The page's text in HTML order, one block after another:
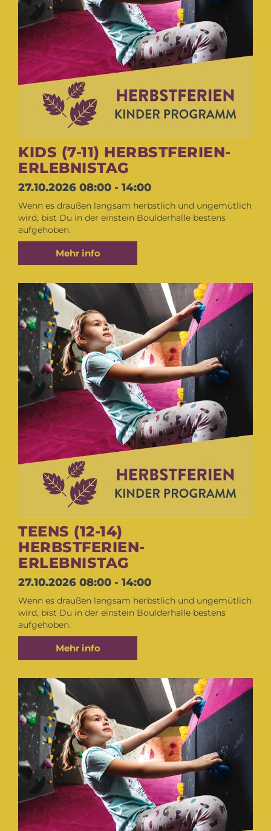
KIDS (7-11) HERBSTFERIEN-
ERLEBNISTAG
27.10.2026 08:00 - 14:00
Wenn es draußen langsam herbstlich und ungemütlich
wird, bist Du in der einstein Boulderhalle bestens
aufgehoben.
Mehr info
TEENS (12-14)
HERBSTFERIEN-
ERLEBNISTAG
27.10.2026 08:00 - 14:00
Wenn es draußen langsam herbstlich und ungemütlich
wird, bist Du in der einstein Boulderhalle bestens
aufgehoben.
Mehr info